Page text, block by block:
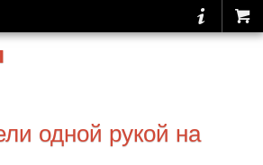
одной рукой на